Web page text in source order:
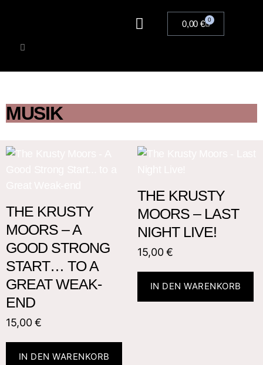
0,00 € 0
MUSIK
THE KRUSTY
MOORS – A
GOOD STRONG
START… TO A
GREAT WEAK-
END
15,00€
IN DEN WARENKORB
THE KRUSTY
MOORS – LAST
NIGHT LIVE!
15,00€
IN DEN WARENKORB